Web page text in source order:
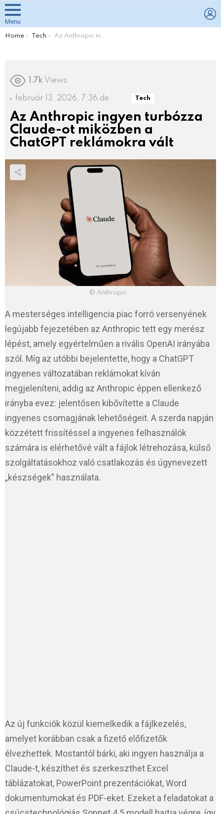
Menu
You are here:
Home Tech Az Anthropic ingyen turbózza Claude-ot miközben a ChatGPT reklámokra vált
1.7k Views
február 13, 2026, 7:36 de. Tech
Az Anthropic ingyen turbózza
Claude-ot miközben a
ChatGPT reklámokra vált
© Anthropic
A mesterséges intelligencia piac forró versenyének
legújabb fejezetében az Anthropic tett egy merész
lépést, amely egyértelműen a rivális OpenAI irányába
szól. Míg az utóbbi bejelentette, hogy a ChatGPT
ingyenes változatában reklámokat kíván
megjeleníteni, addig az Anthropic éppen ellenkező
irányba evez: jelentősen kibővítette a Claude
ingyenes csomagjának lehetőségeit. A szerda napján
közzétett frissítéssel a ingyenes felhasználók
számára is elérhetővé vált a fájlok létrehozása, külső
szolgáltatásokhoz való csatlakozás és úgynevezett
„készségek” használata.
Az új funkciók közül kiemelkedik a fájlkezelés,
amelyet korábban csak a fizető előfizetők
élvezhettek. Mostantól bárki, aki ingyen használja a
Claude-t, készíthet és szerkeszthet Excel
táblázatokat, PowerPoint prezentációkat, Word
dokumentumokat és PDF-eket. Ezeket a feladatokat a